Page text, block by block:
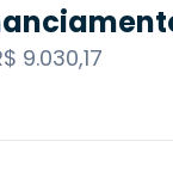
9.030,17